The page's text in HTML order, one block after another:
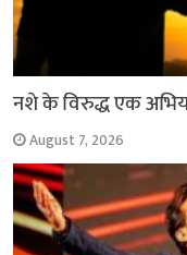
नशे के विरुद्ध एक
August 7, 2026